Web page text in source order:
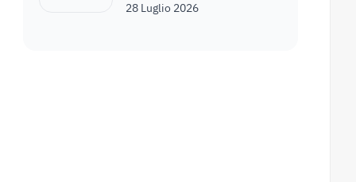
28 Luglio 2026